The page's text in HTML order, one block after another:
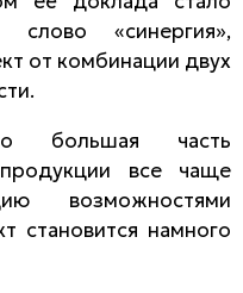
«синергия»,
от комбинации двух
большая часть
все чаще
возможностями
становится намного